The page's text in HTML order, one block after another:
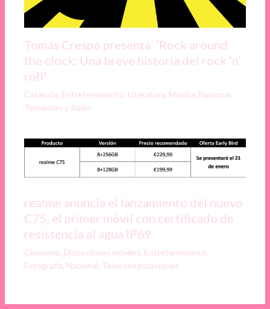
Tomás Crespo presenta: ‘Rock around
the clock: Una breve historia del rock ‘n’
roll’
Cataluña, Entretenimiento, Literatura, Música, Nacional,
Televisión y Radio
realme anuncia el lanzamiento del nuevo
C75, el primer móvil con certificado de
resistencia al agua IP69
Consumo, Dispositivos móviles, Entretenimiento,
Fotografía, Nacional, Telecomunicaciones